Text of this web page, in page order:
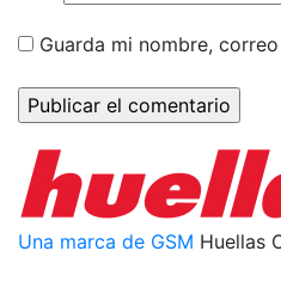
Guarda mi nombre,
Una marca de GSM Huellas